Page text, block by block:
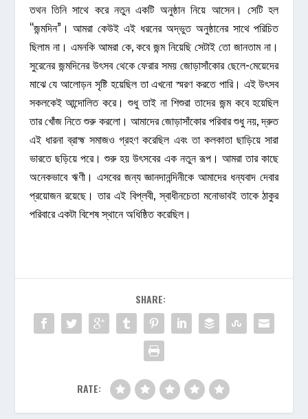
তথন তিনি সাথে করে নতুন একটি অনুষ্ঠান নিয়ে আসেন। সেটি হল
“জন্মদিন”। আমরা কেউই এই ধরনের অদ্ভুত অনুষ্ঠানের সাথে পরিচিত
ছিলাম না। এমনকি আমরা কে, কবে জন্ম নিয়েছি সেটাই তো জানতাম না।
সুরেনের জন্মদিনের উৎসব থেকে ফেরার সময় জোড়াসাঁকোর ছেলে-মেয়েদের
মাঝে যে আলোড়ন সৃষ্টি হয়েছিল তা এখনো স্মরণ করতে পারি। এই উৎসব
সকলকেই আন্দোলিত করে। শুধু তাই না শিশুরা তাদের জন্ম কবে হয়েছিল
তার খোঁজ নিতে শুরু করলো। আমাদের জোড়াসাঁকোর পরিবার শুধু নয়, দ্রুত
এই ধারনা ব্রাহ্ম সমাজও গ্রহণ করেছিল এবং তা কলকাতা ছাড়িয়ে সারা
ভারতে ছড়িয়ে পরে। শুরু হয় উৎসবের এক নতুন রূপ। আমরা তার কাছে
অনেকভাবে ঋণী। এসবের জন্য জ্ঞানদানন্দিনীকে আমাদের ধন্যবাদ দেবার
প্রয়োজন রয়েছে। তার এই বিপ্লবী, স্বাধীনচেতা মনোভাবই তাকে ঠাকুর
পরিবারে একটা বিশেষ স্থানে অধিষ্ঠিত করেছিল।
SHARE:
RATE: